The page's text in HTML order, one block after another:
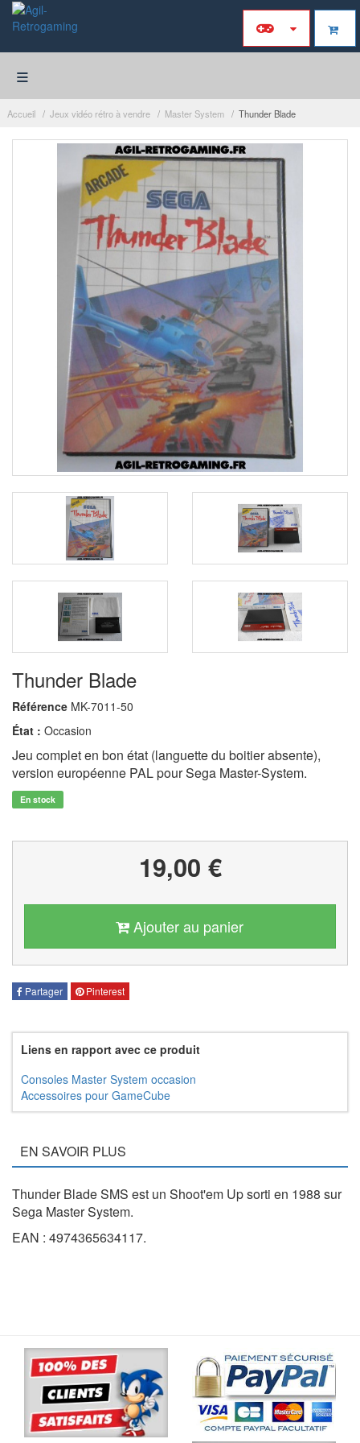
≡
Accueil Jeux vidéo rétro à vendre Master System Thunder Blade
Thunder Blade
Référence MK-7011-50
État : Occasion
Jeu complet en bon état (languette du boitier absente),
version européenne PAL pour Sega Master-System.
En stock
19,00 €
Ajouter au panier
Partager Pinterest
Liens en rapport avec ce produit
Consoles Master System occasion
Accessoires pour GameCube
EN SAVOIR PLUS
Thunder Blade SMS est un Shoot'em Up sorti en 1988 sur
Sega Master System.
EAN : 4974365634117.